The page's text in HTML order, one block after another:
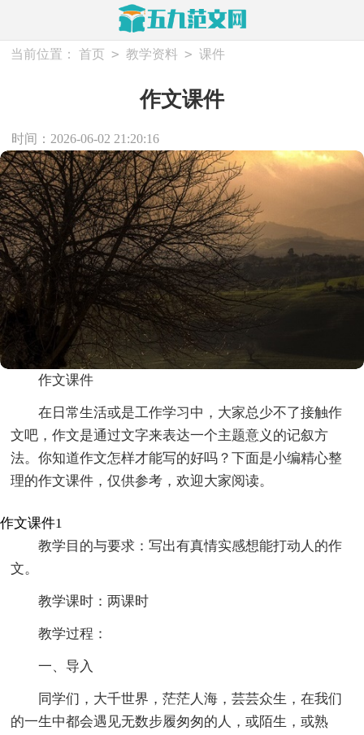
当前位置： 首页 > 教学资料 > 课件
作文课件
时间：2026-06-02 21:20:16
作文课件
在日常生活或是工作学习中，大家总少不了接触作
文吧，作文是通过文字来表达一个主题意义的记叙方
法。你知道作文怎样才能写的好吗？下面是小编精心整
理的作文课件，仅供参考，欢迎大家阅读。
作文课件1
教学目的与要求：写出有真情实感想能打动人的作
文。
教学课时：两课时
教学过程：
一、导入
同学们，大千世界，茫茫人海，芸芸众生，在我们
的一生中都会遇见无数步履匆匆的人，或陌生，或熟